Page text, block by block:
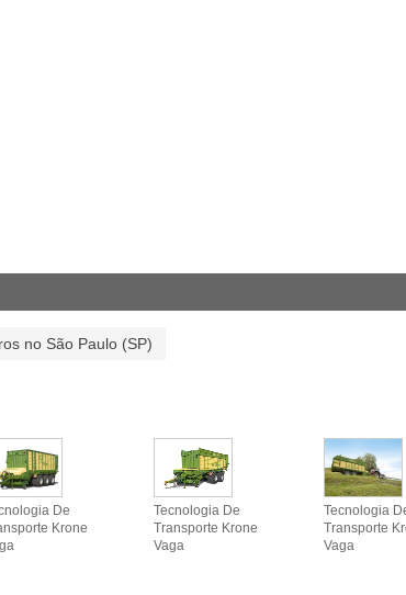
no São Paulo (SP)
De
Krone
Tecnologia De
Transporte Krone
Vaga
Tecnologia
Transporte
Vaga